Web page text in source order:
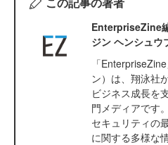
EnterpriseZine
ジン ヘンシュウ
「
ン）は、翔泳社
ビジネス成長を
門メディアです
セキュリティの
に関する多様な